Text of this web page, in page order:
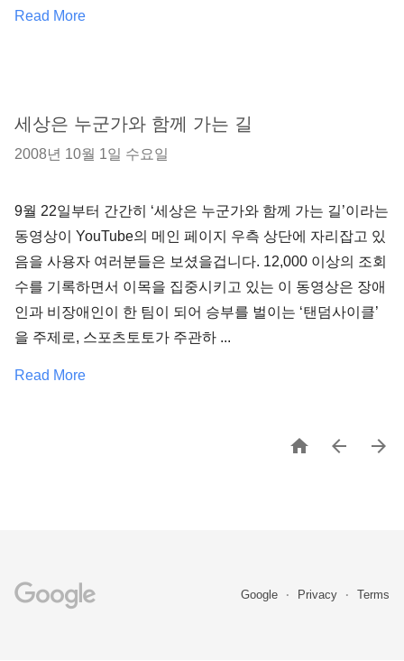
Read More
세상은 누군가와 함께 가는 길
2008년 10월 1일 수요일
9월 22일부터 간간히 ‘세상은 누군가와 함께 가는 길’이라는
동영상이 YouTube의 메인 페이지 우측 상단에 자리잡고 있
음을 사용자 여러분들은 보셨을겁니다. 12,000 이상의 조회
수를 기록하면서 이목을 집중시키고 있는 이 동영상은 장애
인과 비장애인이 한 팀이 되어 승부를 벌이는 ‘탠덤사이클’
을 주제로, 스포츠토토가 주관하 ...
Read More
  
Google Privacy Terms